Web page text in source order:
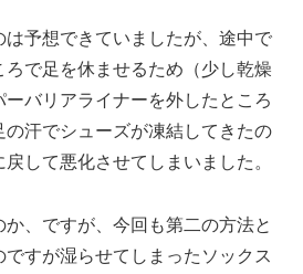
予想できていましたが、途中で
ろで足を休ませるため（少し乾燥
ーバリアライナーを外したところ
汗でシューズが凍結してきたの
して悪化させてしまいました。
、ですが、今回も第二の方法と
ですが湿らせてしまったソックス